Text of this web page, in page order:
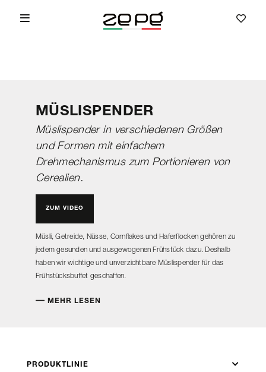
MÜSLISPENDER
Müslispender in verschiedenen Größen
und Formen mit einfachem
Drehmechanismus zum Portionieren von
Cerealien.
ZUM VIDEO
Müsli, Getreide, Nüsse, Cornflakes und Haferflocken gehören zu
jedem gesunden und ausgewogenen Frühstück dazu. Deshalb
haben wir wichtige und unverzichtbare Müslispender für das
Frühstücksbuffet geschaffen.
MEHR LESEN
PRODUKTLINIE